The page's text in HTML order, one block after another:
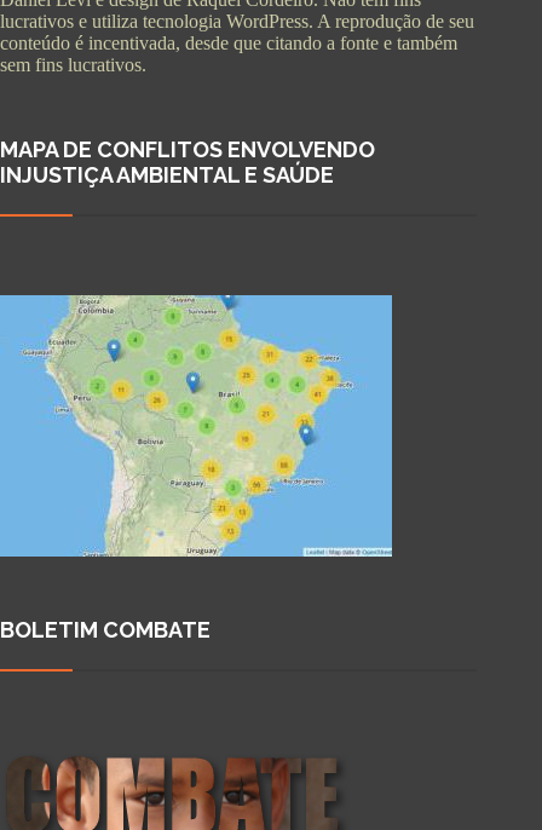
lucrativos e utiliza tecnologia WordPress. A reprodução de seu
conteúdo é incentivada, desde que citando a fonte e também
sem fins lucrativos.
MAPA DE CONFLITOS ENVOLVENDO
INJUSTIÇA AMBIENTAL E SAÚDE
BOLETIM COMBATE